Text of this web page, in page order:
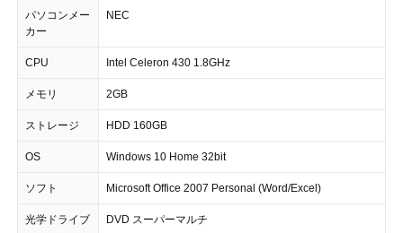
パソコンメー
カー
NEC
CPU Intel Celeron 430 1.8GHz
メモリ 2GB
ストレージ HDD 160GB
OS Windows 10 Home 32bit
ソフト Microsoft Office 2007 Personal (Word/Excel)
光学ドライブ DVD スーパーマルチ